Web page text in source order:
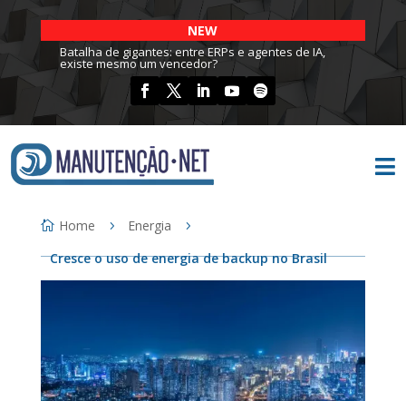
NEW
Batalha de gigantes: entre ERPs e agentes de IA,
existe mesmo um vencedor?

Home
Energia
Cresce o uso de energia de backup no Brasil